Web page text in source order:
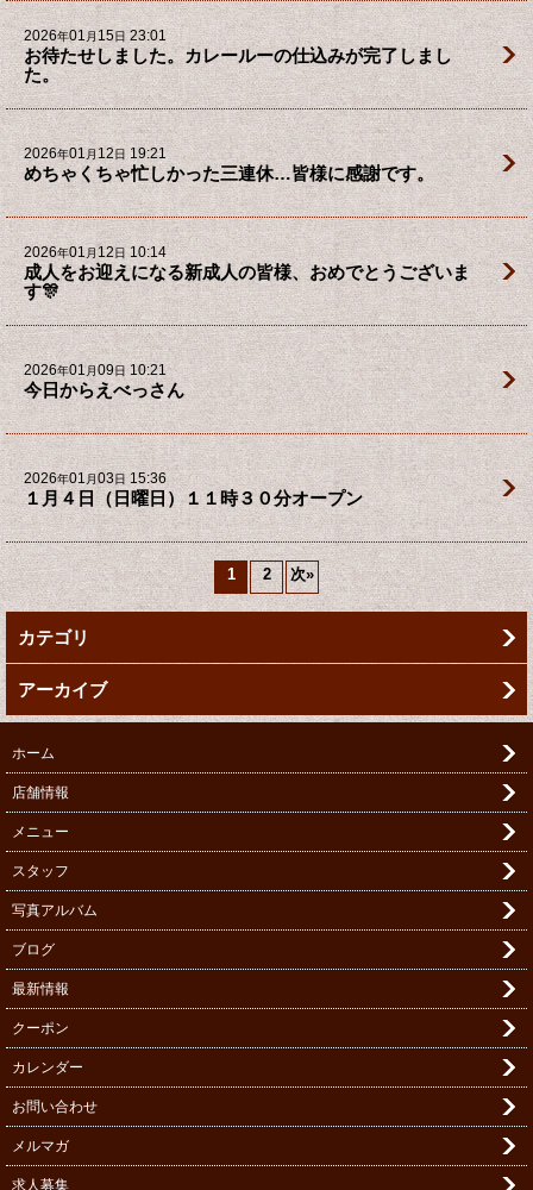
2026年01 月15日 23:01
お待たせしました。カレールーの仕込みが完了しまし
た。
2026年01月12日 19:21
めちゃくちゃ忙しかった三連休…皆様に感謝です。
2026年01 月 12日 10:14
成人をお迎えになる新成人の皆様、おめでとうございま
す🎊
2026年01月09日 10:21
今日からえべっさん
2026年01月03日 15:36
１月４日（日曜日）１１時３０分オープン
1 2 次»
カテゴリ
アーカイブ
ホーム
店舗情報
メニュー
スタッフ
写真アルバム
ブログ
最新情報
クーポン
カレンダー
お問い合わせ
メルマガ
求人募集